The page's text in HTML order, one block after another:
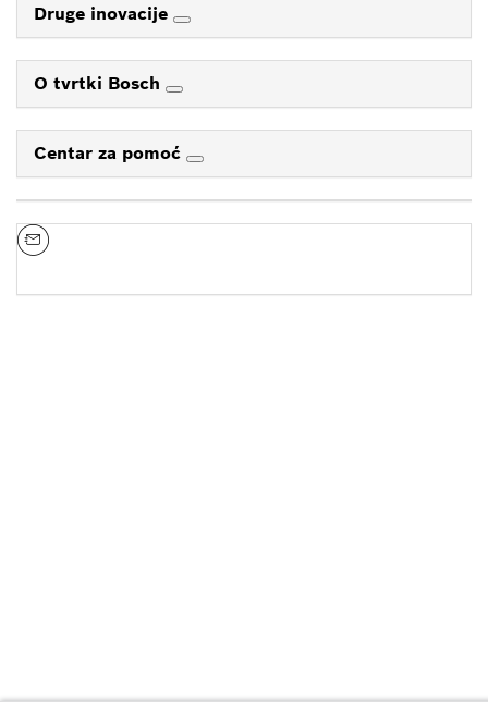
Druge inovacije
O tvrtki Bosch
Centar za pomoć